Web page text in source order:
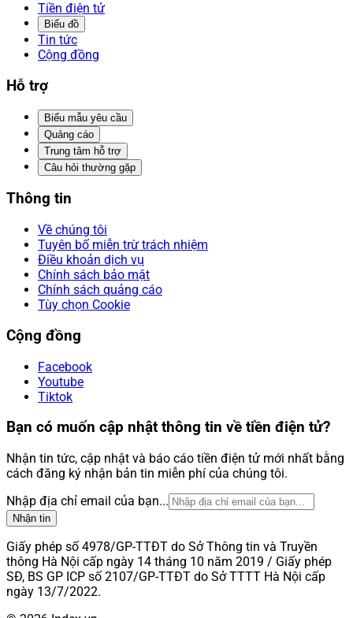
Tiền điện tử
Biểu đồ
Tin tức
Cộng đồng
Hỗ trợ
Biểu mẫu yêu cầu
Quảng cáo
Trung tâm hỗ trợ
Câu hỏi thường gặp
Thông tin
Về chúng tôi
Tuyên bố miễn trừ trách nhiệm
Điều khoản dịch vụ
Chính sách bảo mật
Chính sách quảng cáo
Tùy chọn Cookie
Cộng đồng
Facebook
Youtube
Tiktok
Bạn có muốn cập nhật thông tin về tiền điện tử?
Nhận tin tức, cập nhật và báo cáo tiền điện tử mới nhất bằng
cách đăng ký nhận bản tin miễn phí của chúng tôi.
Nhập địa chỉ email của bạn...
Nhận tin
Giấy phép số 4978/GP-TTĐT do Sở Thông tin và Truyền
thông Hà Nội cấp ngày 14 tháng 10 năm 2019 / Giấy phép
SĐ, BS GP ICP số 2107/GP-TTĐT do Sở TTTT Hà Nội cấp
ngày 13/7/2022.